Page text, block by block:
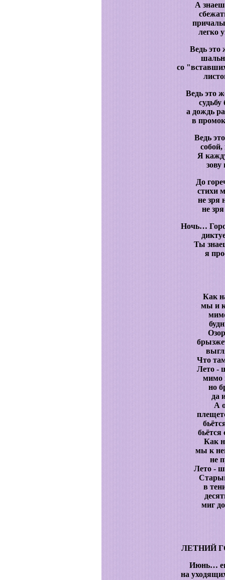
А
легко
Ведь это
со
Ведь это
судьбу
а дождь
в
Ведь
Я
зову
До
стихи
не зря
не
Ночь…
Ты
я
Как
мы и
Что
Лето -
мимо
но
да
А
бьётся
Как
мы к
не
Лето -
в
миг
ЛЕТНИЙ
Июнь…
на